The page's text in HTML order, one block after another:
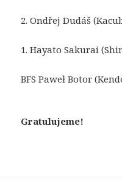
2. Ondřej Dudáš
1. Hayato Sakurai
BFS Paweł Botor
Gratulujeme!